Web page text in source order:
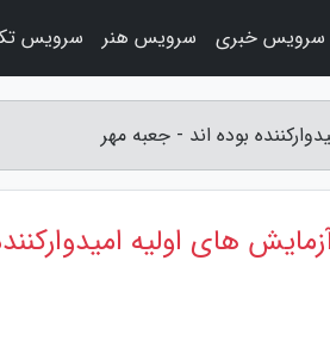
بوده اند - جعبه مهر
های اولیه
سرویس خبری سرویس هنر سرویس